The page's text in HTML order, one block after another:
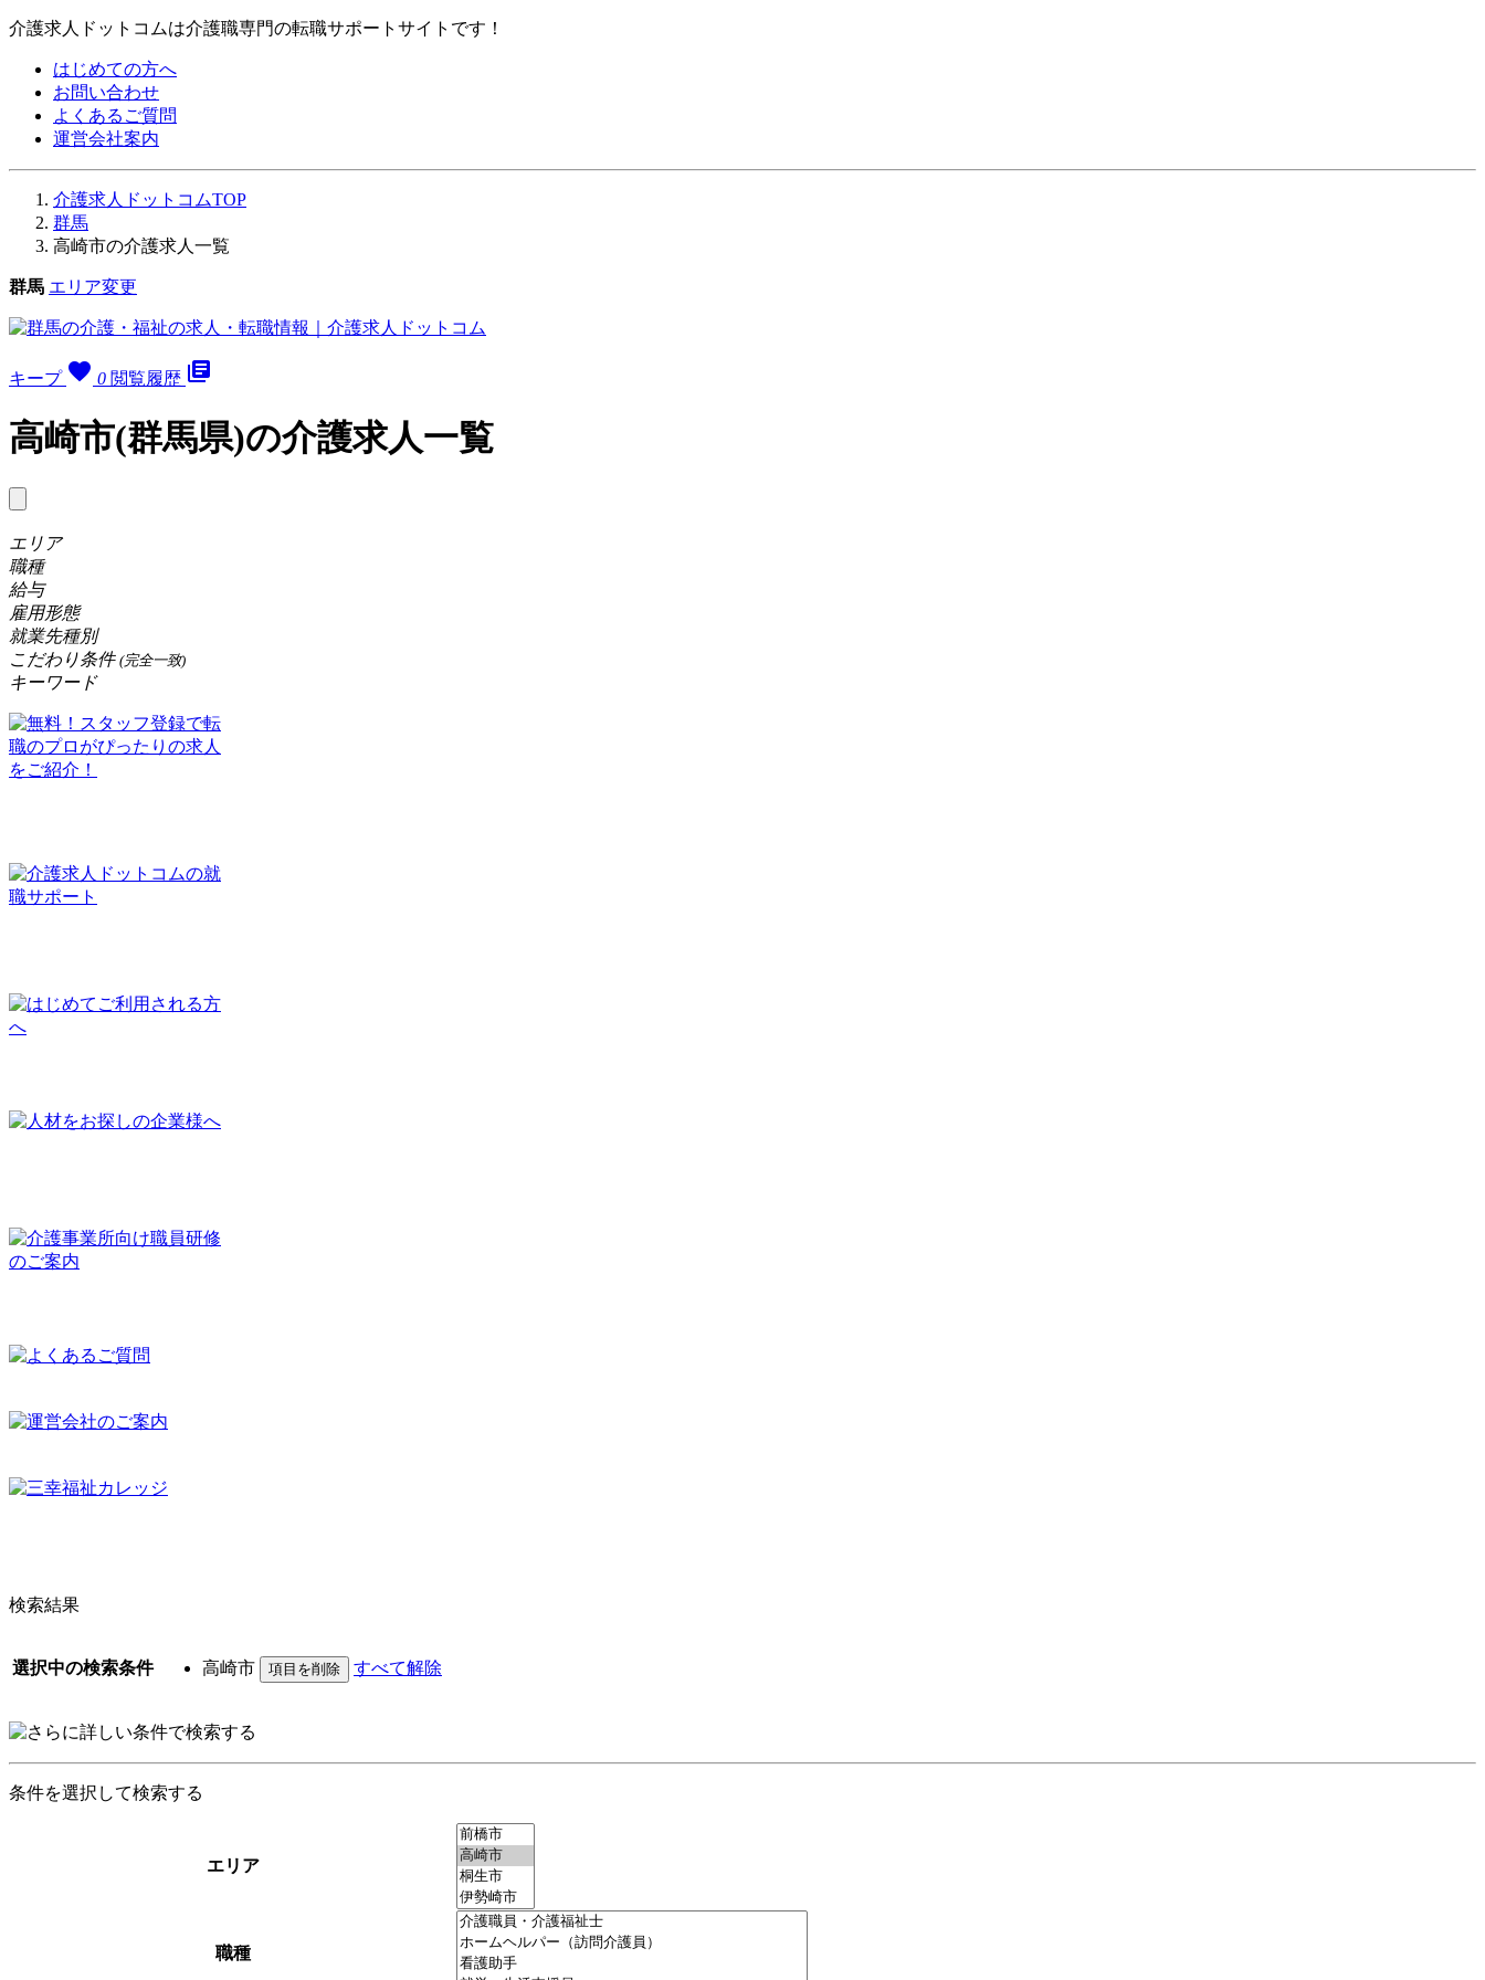
介護求人ドットコムは介護職専門の転職サポートサイトです！
はじめての方へ
お問い合わせ
よくあるご質問
運営会社案内
介護求人ドットコムTOP
群馬
高崎市の介護求人一覧
群馬 エリア変更
キープ favorite 0 閲覧履歴 library_books
高崎市(群馬県)の介護求人一覧
エリア
職種
給与
雇用形態
就業先種別
こだわり条件 (完全一致)
キーワード
検索結果
選択中の検索条件 高崎市 すべて解除
条件を選択して検索する
エリア
職種